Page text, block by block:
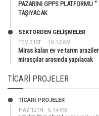
PAZARINI GPPS PLATFORMU
TAŞIYACAK
TEM 31ST 10:12 AM
SEKTÖRDEN GELIŞMELER
Miras kalan ev ve tarım
mirasçılar arasında yapılacak
TICARI PROJELER
HAZ 12TH 5:14 PM
TİCARİ PROJELER